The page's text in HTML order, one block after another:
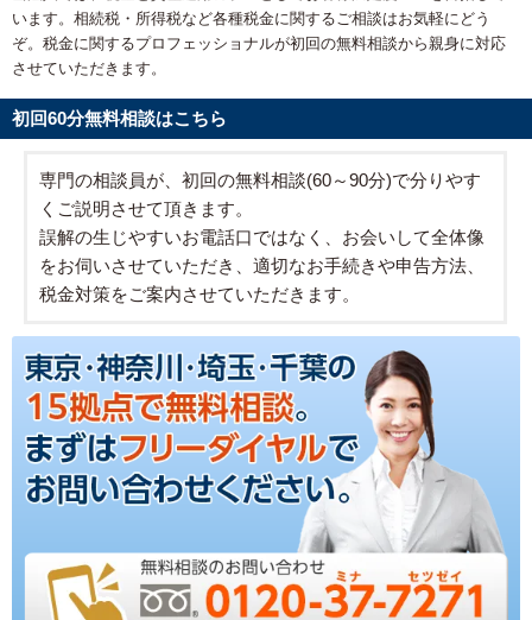
います。相続税・所得税など各種税金に関するご相談はお気軽にどう
ぞ。税金に関するプロフェッショナルが初回の無料相談から親身に対応
させていただきます。
初回60分無料相談はこちら
専門の相談員が、初回の無料相談(60～90分)で分りやす
くご説明させて頂きます。
誤解の生じやすいお電話口ではなく、お会いして全体像
をお伺いさせていただき、適切なお手続きや申告方法、
税金対策をご案内させていただきます。